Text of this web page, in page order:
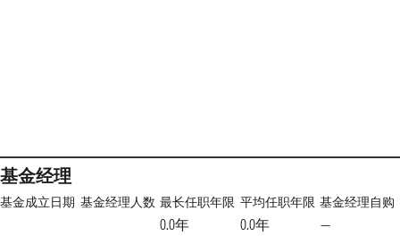
基金经理
基金成立日期 基金经理人数 最长任职年限
0.0年
平均任职年限
0.0年
基金经理自购
—